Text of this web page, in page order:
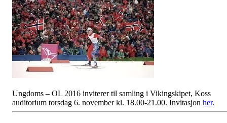
Ungdoms – OL 2016 inviterer til samling i Vikingskipet, Koss
auditorium torsdag 6. november kl. 18.00-21.00. Invitasjon her.